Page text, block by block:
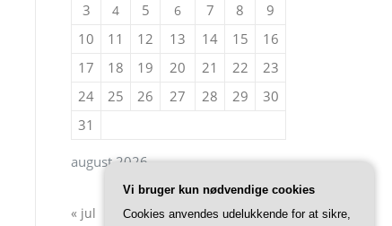
august 2026
3
4 5 6 7 8
9
10
11 12 13 14 15
16
17
18 19 20 21 22
23
24
25 26 27 28 29
30
31
« jul
Vi bruger kun nødvendige cookies
Cookies anvendes udelukkende for at sikre,